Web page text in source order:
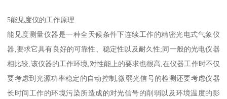
5能见度仪的工作原理
能见度测量仪器是一种全天候条件下连续工作的精密光电式气象仪
器,要求它具有良好的可靠性、稳定性以及耐久性;同一般的光电仪器
相比较,该仪器的工作环境,对性能上的要求也很高,在仪器工作时不仅
要考虑到光源功率稳定的自动控制,微弱光信号的检测还要考虑仪器
长时间工作的环境污染所造成的对光信号的削弱以及环境温度的影